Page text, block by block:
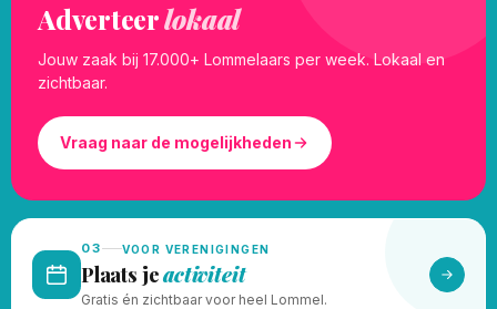
Adverteerlokaal
Jouw zaak bij 17.000+ Lommelaars per week. Lokaal en
zichtbaar.
Vraag naar de mogelijkheden
03 VOOR VERENIGINGEN
Plaats jeactiviteit
Gratis én zichtbaar voor heel Lommel.